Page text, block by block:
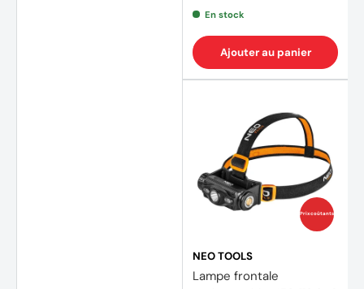
En stock
Ajouter au panier
Prix coûtants
NEO TOOLS
Lampe frontale